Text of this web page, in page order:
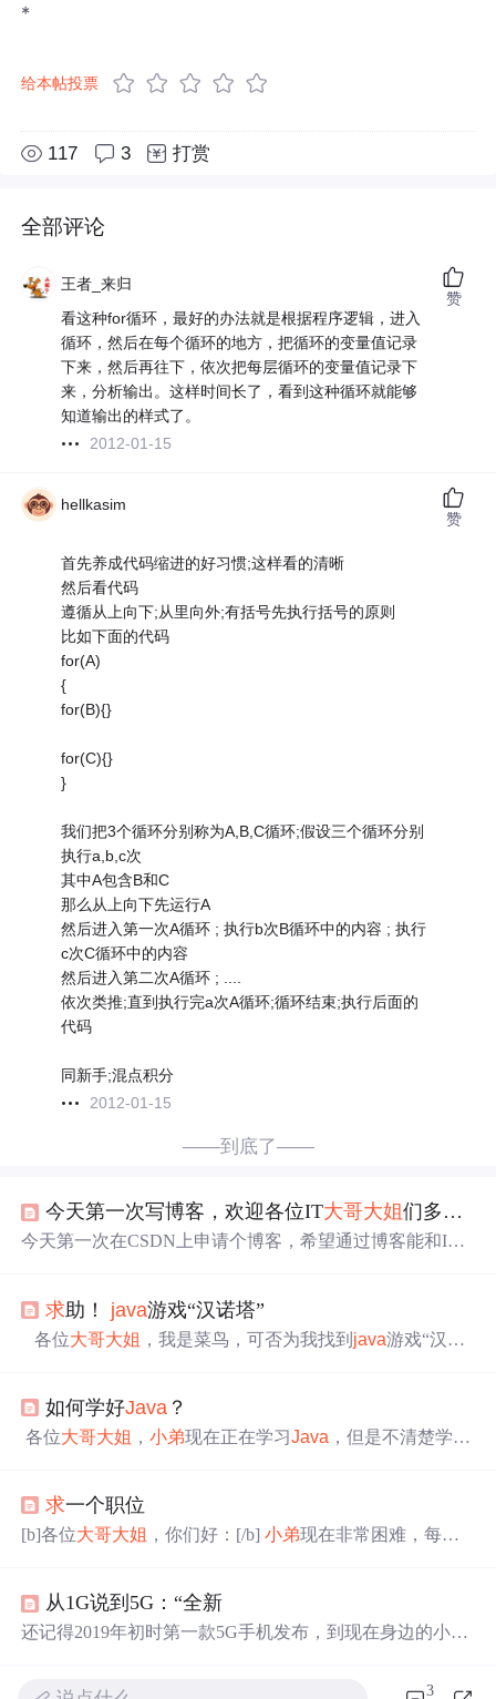
*
给本帖投票
117 3 打赏
全部评论
王者_来归
看这种for循环，最好的办法就是根据程序逻辑，进入
循环，然后在每个循环的地方，把循环的变量值记录
下来，然后再往下，依次把每层循环的变量值记录下
来，分析输出。这样时间长了，看到这种循环就能够
知道输出的样式了。
2012-01-15
赞
hellkasim
首先养成代码缩进的好习惯;这样看的清晰
然后看代码
遵循从上向下;从里向外;有括号先执行括号的原则
比如下面的代码
for(A)
{
for(B){}
for(C){}
}
我们把3个循环分别称为A,B,C循环;假设三个循环分别
执行a,b,c次
其中A包含B和C
那么从上向下先运行A
然后进入第一次A循环 ; 执行b次B循环中的内容 ; 执行
c次C循环中的内容
然后进入第二次A循环 ; ....
依次类推;直到执行完a次A循环;循环结束;执行后面的
代码
同新手;混点积分
2012-01-15
赞
——到底了——
今天第一次写博客，欢迎各位IT大哥大姐们多多关照！！
今天第一次在CSDN上申请个博客，希望通过博客能和IT
的。学的课程有 C语言基础，网页编程，
高级开发，STRUTS—JSF高级编程，EJB，JSP，SQL，
求助！ java游戏“汉诺塔”
各位大哥大姐 ，我是菜鸟，可否为我找到 java游戏“汉诺
如何学好Java ？
各位大哥大姐 ，小弟现在正在学习Java ，但是不清楚学完
求一个职位
[b]各位大哥大姐 ，你们好：[/b]小弟现在非常困难，每天
发 java 语言 熟悉JSP，了解Struts ...
从1G说到5G：“全新
还记得2019年初时第一款5G手机发布，到现在身边的小伙
3